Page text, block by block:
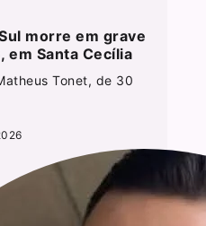
morre em grave
em Santa Cecília
Tonet, de 30